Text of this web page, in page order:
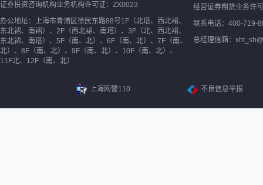
证券投资咨询机构业务机构许可证：ZX0023
办公地址：上海市青浦区徐民东路88号1F（北塔、西北裙、
东北裙、南裙）、2F（西北裙、南塔）、3F（北、西北裙、
东北裙、南塔）、5F（南、北）、6F（南、北）、7F（南、
北）、8F（南、北）、9F（南、北）、10F（南、北）、
11F北、12F（南、北）
经营证券期货业务许
联系电话：400-719-
总经理信箱：
上海网警110 不良信息举报